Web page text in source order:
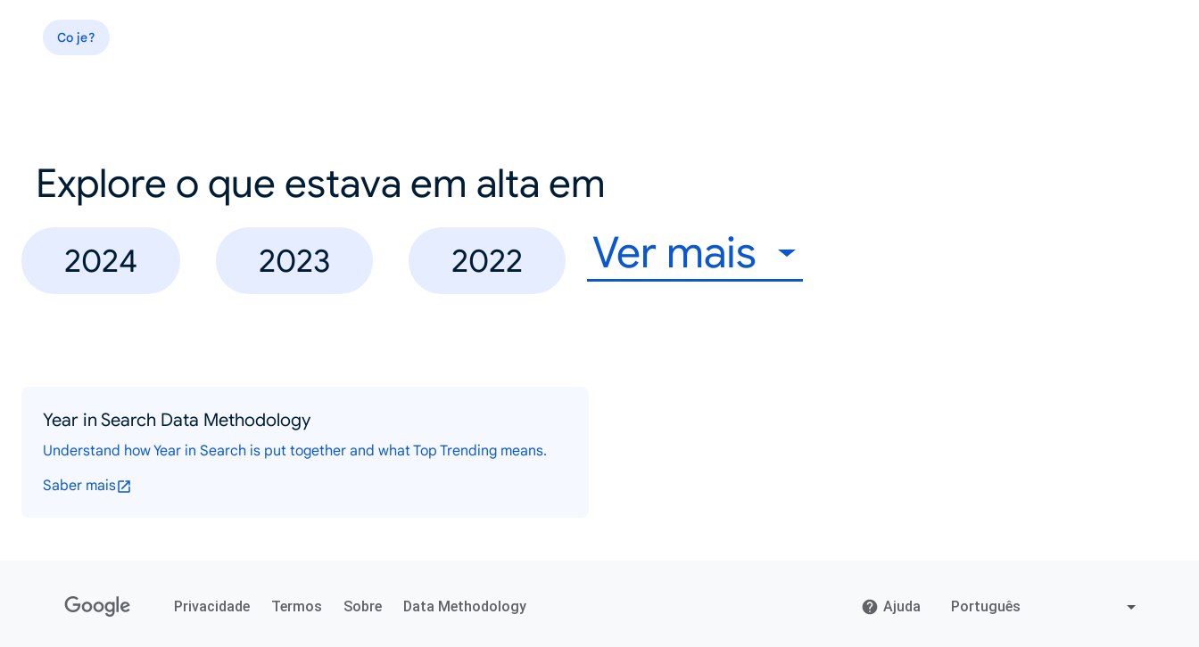
Co je?
Explore o que estava em alta em
2024 2023 2022 Ver mais
Year in Search Data Methodology
Understand how Year in Search is put together and what Top Trending means.
Saber mais
Privacidade Termos Sobre Data Methodology Ajuda